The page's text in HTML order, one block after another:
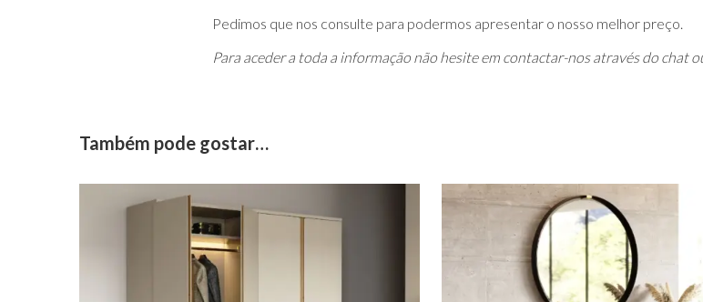
Pedimos que nos consulte para podermos apresentar o nosso melhor preço.
Para aceder a toda a informação não hesite em contactar-nos através do chat
Também pode gostar…